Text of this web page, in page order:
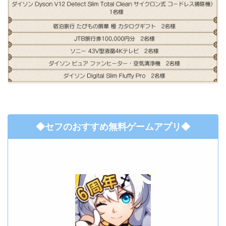
◆セフのおすすめ無料ゲームアプリ◆